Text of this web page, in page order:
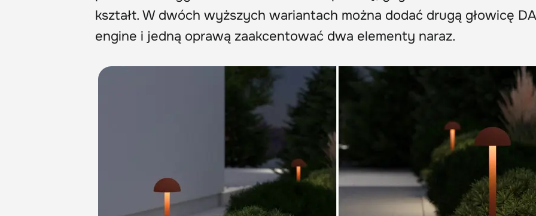
kształt. W dwóch wyższych wariantach można dodać drugą głowicę
engine i jedną oprawą zaakcentować dwa elementy naraz.